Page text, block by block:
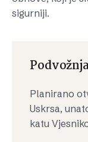
sigurniji.
Planirano
Uskrsa,
katu